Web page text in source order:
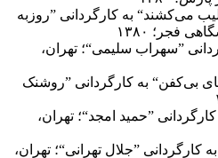
می‌کشند“ به کارگردانی ”روزبه
فجر؛ ۱۳۸۰
”سهراب سلیمی“؛ تهران،
بی‌کفن“ به کارگردانی ”روشنک
”حمید امجد“؛ تهران،
کارگردانی ”جلال تهرانی“؛ تهران،